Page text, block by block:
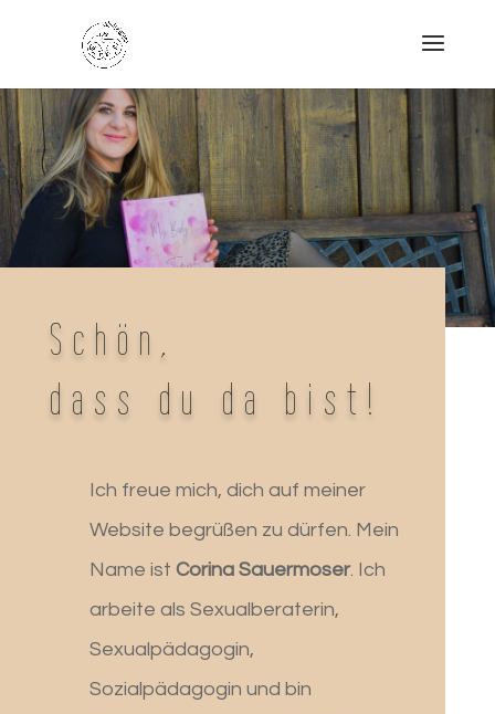
Schön,
dass du da bist!
Ich freue mich, dich auf meiner
Website begrüßen zu dürfen. Mein
Name ist Corina Sauermoser. Ich
arbeite als Sexualberaterin,
Sexualpädagogin,
Sozialpädagogin und bin